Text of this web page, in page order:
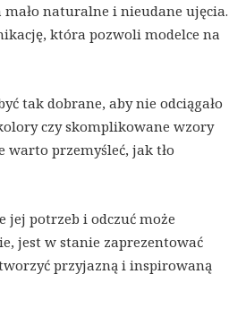
mało naturalne i nieudane ujęcia.
która pozwoli modelce na
tak dobrane, aby nie odciągało
czy skomplikowane wzory
warto przemyśleć, jak tło
jej potrzeb i odczuć może
jest w stanie zaprezentować
przyjazną i inspirowaną